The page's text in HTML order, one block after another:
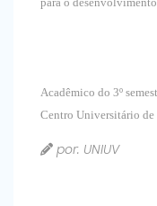
Acadêmico do 3º
Centro Universitário
por: UNIUV